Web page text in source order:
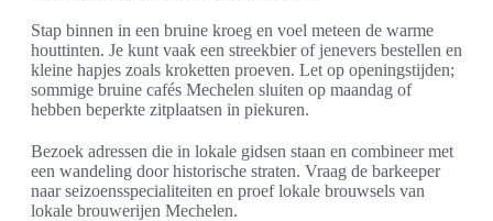
Stap binnen in een bruine kroeg en voel meteen de warme
houttinten. Je kunt vaak een streekbier of jenevers bestellen en
kleine hapjes zoals kroketten proeven. Let op openingstijden;
sommige bruine cafés Mechelen sluiten op maandag of
hebben beperkte zitplaatsen in piekuren.
Bezoek adressen die in lokale gidsen staan en combineer met
een wandeling door historische straten. Vraag de barkeeper
naar seizoensspecialiteiten en proef lokale brouwsels van
lokale brouwerijen Mechelen.